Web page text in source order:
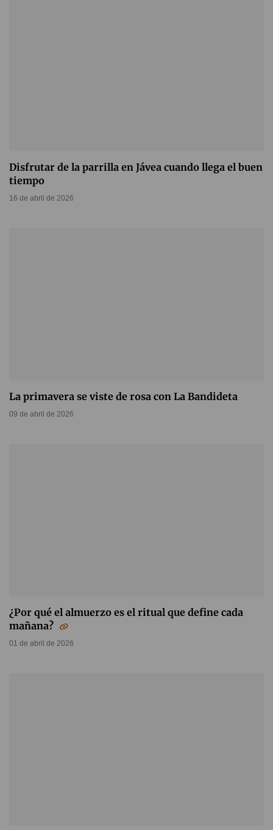
Disfrutar de la parrilla en Jávea cuando llega el buen
tiempo
16 de abril de 2026
La primavera se viste de rosa con La Bandideta
09 de abril de 2026
¿Por qué el almuerzo es el ritual que define cada
mañana?
01 de abril de 2026